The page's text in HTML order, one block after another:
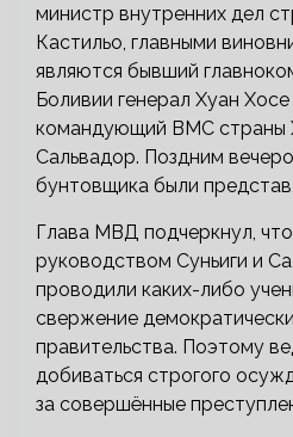
министр внутренних дел
Кастильо, главными
являются бывший
Боливии генерал Хуан Хосе
командующий ВМС страны
Сальвадор. Поздним
бунтовщика были
Глава МВД подчеркнул,
руководством Суньиги и
проводили каких-либо
свержение
правительства. Поэтому
добиваться строгого
за совершённые